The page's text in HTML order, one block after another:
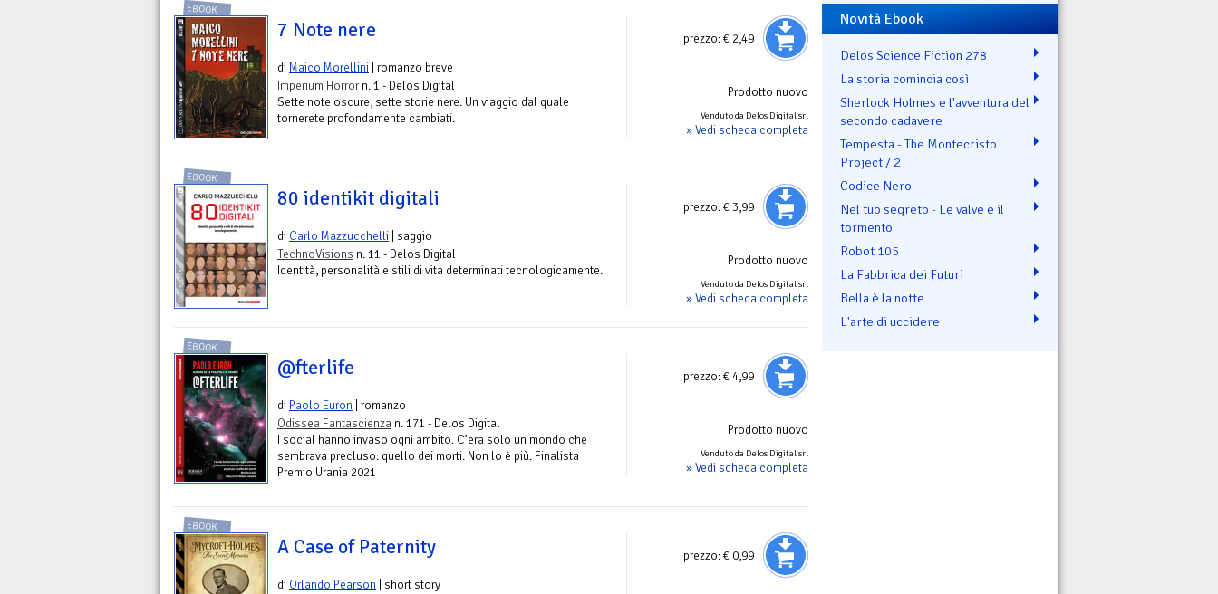
prezzo:€ 2,49
Prodotto nuovo
Venduto da Delos Digital srl
» Vedi scheda completa
EBOOK
7 Note nere
di Maico Morellini | romanzo breve
Imperium Horrorn. 1 - Delos Digital
Sette note oscure, sette storie nere. Un viaggio dal quale
tornerete profondamente cambiati.
prezzo:€ 3,99
Prodotto nuovo
Venduto da Delos Digital srl
» Vedi scheda completa
EBOOK
80 identikit digitali
di Carlo Mazzucchelli | saggio
TechnoVisions n. 11 - Delos Digital
Identità, personalità e stili di vita determinati tecnologicamente.
prezzo:€ 4,99
Prodotto nuovo
Venduto da Delos Digital srl
» Vedi scheda completa
EBOOK
@fterlife
di Paolo Euron | romanzo
Odissea Fantascienza n. 171 - Delos Digital
I social hanno invaso ogni ambito. C’era solo un mondo che
sembrava precluso: quello dei morti. Non lo è più. Finalista
Premio Urania 2021
prezzo:€ 0,99
EBOOK
A Case of Paternity
di Orlando Pearson | short story
Novità Ebook
Delos Science Fiction 278
La storia comincia così
Sherlock Holmes e l'avventura del
secondo cadavere
Tempesta - The Montecristo
Project / 2
Codice Nero
Nel tuo segreto - Le valve e il
tormento
Robot 105
La Fabbrica dei Futuri
Bella è la notte
L'arte di uccidere